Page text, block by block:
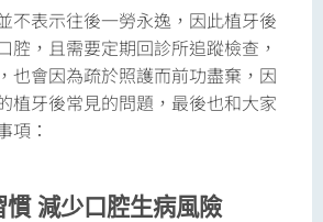
不表示往後一勞永逸，因此植牙後
腔，且需要定期回診所追蹤檢查，
也會因為疏於照護而前功盡棄，因
植牙後常見的問題，最後也和大家
項：
慣 減少口腔生病風險